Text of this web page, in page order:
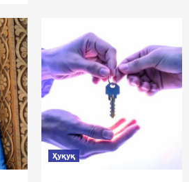
Ҳуқуқ